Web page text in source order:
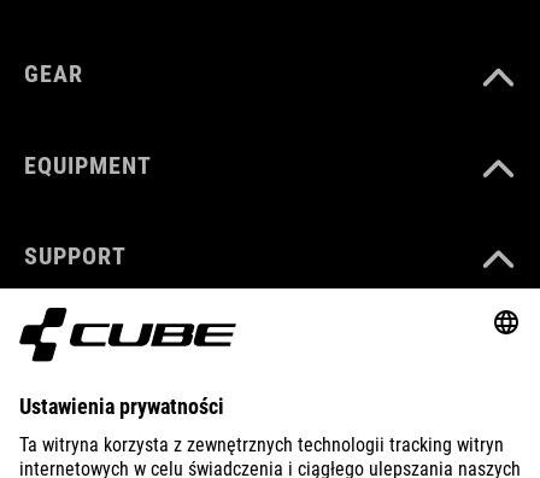
GEAR
EQUIPMENT
SUPPORT
ABOUT US
EXPLORE